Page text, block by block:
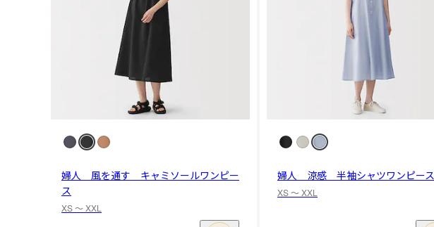
婦人 風を通す キャミソールワンピー
ス
XS 〜 XXL
婦人 涼感 半袖シャツワンピース
XS 〜 XXL